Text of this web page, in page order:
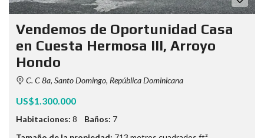
Vendemos de Oportunidad Casa
en Cuesta Hermosa III, Arroyo
Hondo
C. C 8a, Santo Domingo, República Dominicana
US$1.300.000
Habitaciones: 8 Baños: 7